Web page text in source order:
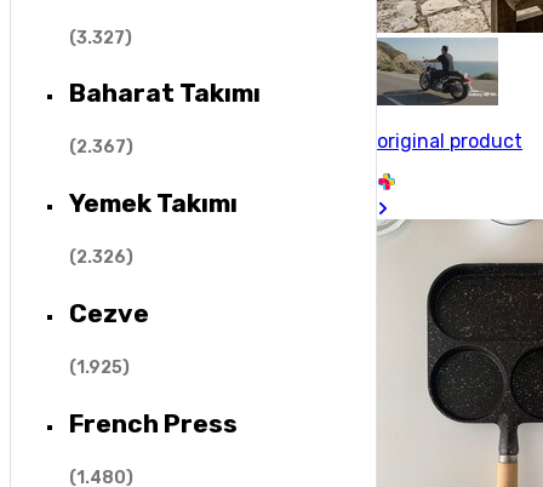
(3.327)
Baharat Takımı
(2.367)
Yemek Takımı
(2.326)
Cezve
(1.925)
French Press
(1.480)
original product